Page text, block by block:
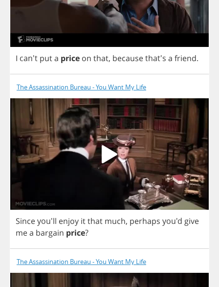
I can't puta price on that, becausethat's a friend.
The Assassination Bureau - You Want My Life
Sinceyou'll enjoy itthat much, perhaps you'd give
mea bargain price?
The Assassination Bureau - You Want My Life